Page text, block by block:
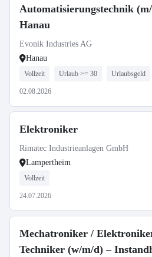
Automatisierungstechnik
Hanau
Evonik Industries AG
Hanau
Vollzeit Urlaub >= 30 Urlaubsgeld
02.08.2026
Elektroniker
Rimatec Industrieanlagen GmbH
Lampertheim
Vollzeit
24.07.2026
Mechatroniker /
Techniker (w/m/d) –